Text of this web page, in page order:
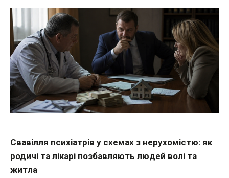
Свавілля психіатрів у схемах з нерухомістю: як
родичі та лікарі позбавляють людей волі та
житла